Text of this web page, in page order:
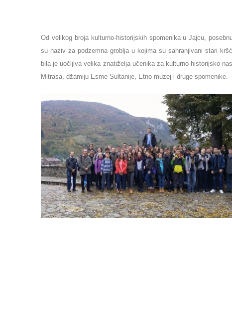
Od velikog broja kulturno-historijskih spomenika u Jajcu,
su naziv za podzemna groblja u kojima su sahranjivani stari
bila je uočljiva velika znatiželja učenika za kulturno-historijsko
Mitrasa, džamiju Esme Sultanije, Etno muzej i druge spomenike.